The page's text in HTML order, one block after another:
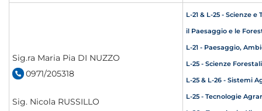
Sig.ra Maria Pia DI NUZZO
0971/205318
Sig. Nicola RUSSILLO
L-21 & L-25 - Scienze
il Paesaggio e le
L-21 - Paesaggio,
L-25 - Scienze
L-25 & L-26 - Sistemi
L-25 - Tecnologie